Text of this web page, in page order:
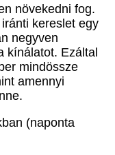
növekedni fog.
kereslet egy
negyven
kínálatot. Ezáltal
mindössze
amennyi
(naponta